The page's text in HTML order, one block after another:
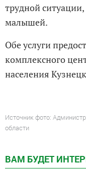
трудной ситуации,
малышей.
Обе услуги
комплексного
населения
Источник фото:
области
ВАМ БУДЕТ